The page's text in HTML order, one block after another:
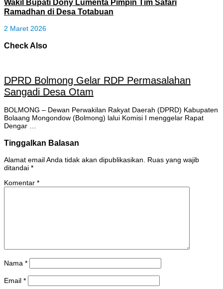
Wakil Bupati Dony Lumenta Pimpin Tim Safari
Ramadhan di Desa Totabuan
2 Maret 2026
Check Also
DPRD Bolmong Gelar RDP Permasalahan
Sangadi Desa Otam
BOLMONG – Dewan Perwakilan Rakyat Daerah (DPRD) Kabupaten
Bolaang Mongondow (Bolmong) lalui Komisi I menggelar Rapat
Dengar …
Tinggalkan Balasan
Alamat email Anda tidak akan dipublikasikan.
Ruas yang wajib
ditandai *
Komentar *
Nama *
Email *